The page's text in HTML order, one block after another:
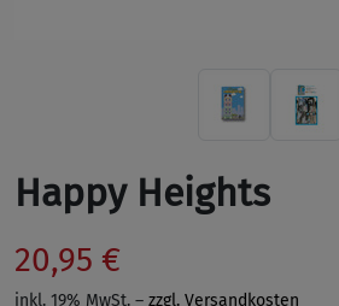
Happy Heights
20,95 €
inkl. 19% MwSt. – zzgl. Versandkosten